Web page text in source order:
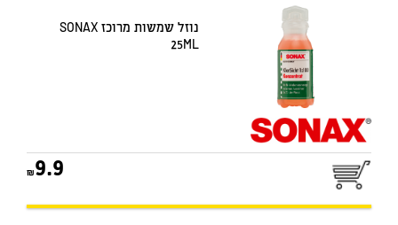
נוזל שמשות מרוכז SONAX
25ML
9.9